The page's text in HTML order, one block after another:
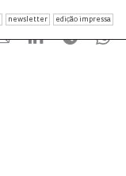
newsletter edição impressa